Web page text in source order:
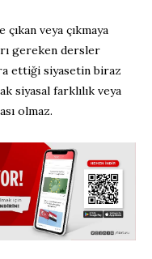
veya çıkmaya
gereken dersler
ettiği siyasetin biraz
siyasal farklılık veya
olmaz.